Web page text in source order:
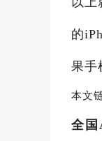
的
果手
本文
全